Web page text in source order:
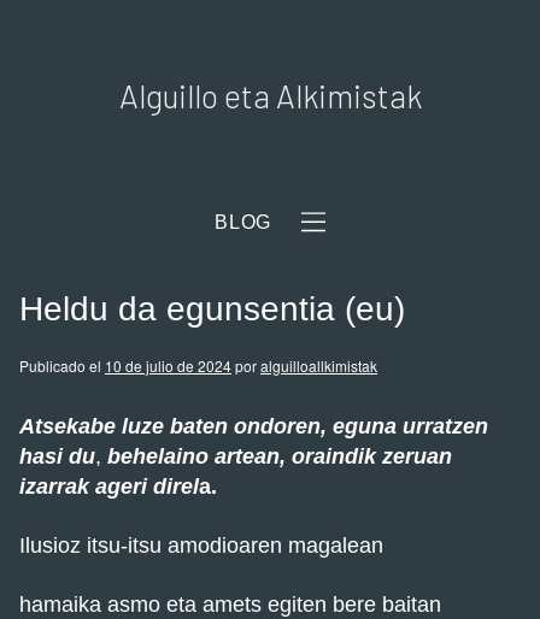
Alguillo eta Alkimistak
BLOG
Heldu da egunsentia (eu)
Publicado el 10 de julio de 2024poralguilloallkimistak
Atsekabe luze baten ondoren, eguna urratzen
hasi du, behelaino artean, oraindik zeruan
izarrak ageri direla.
Ilusioz itsu-itsu amodioaren magalean
hamaika asmo eta amets egiten bere baitan